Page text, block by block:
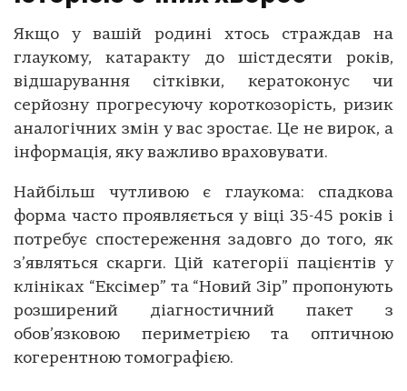
Якщо у вашій родині хтось страждав на
глаукому, катаракту до шістдесяти років,
відшарування сітківки, кератоконус чи
серйозну прогресуючу короткозорість, ризик
аналогічних змін у вас зростає. Це не вирок, а
інформація, яку важливо враховувати.
Найбільш чутливою є глаукома: спадкова
форма часто проявляється у віці 35-45 років і
потребує спостереження задовго до того, як
з’являться скарги. Цій категорії пацієнтів у
клініках “Ексімер” та “Новий Зір” пропонують
розширений діагностичний пакет з
обов’язковою периметрією та оптичною
когерентною томографією.